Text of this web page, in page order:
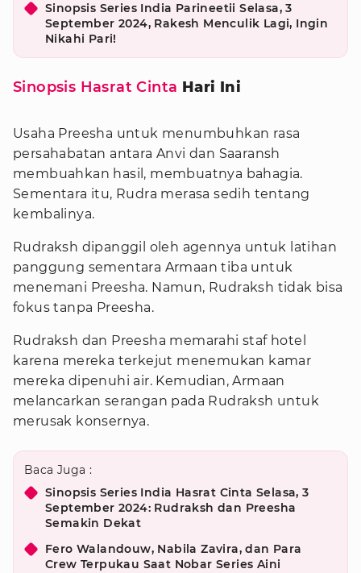
Sinopsis Series India Parineetii Selasa, 3
September 2024, Rakesh Menculik Lagi, Ingin
Nikahi Pari!
Sinopsis Hasrat Cinta Hari Ini
Usaha Preesha untuk menumbuhkan rasa
persahabatan antara Anvi dan Saaransh
membuahkan hasil, membuatnya bahagia.
Sementara itu, Rudra merasa sedih tentang
kembalinya.
Rudraksh dipanggil oleh agennya untuk latihan
panggung sementara Armaan tiba untuk
menemani Preesha. Namun, Rudraksh tidak bisa
fokus tanpa Preesha.
Rudraksh dan Preesha memarahi staf hotel
karena mereka terkejut menemukan kamar
mereka dipenuhi air. Kemudian, Armaan
melancarkan serangan pada Rudraksh untuk
merusak konsernya.
Baca Juga :
Sinopsis Series India Hasrat Cinta Selasa, 3
September 2024: Rudraksh dan Preesha
Semakin Dekat
Fero Walandouw, Nabila Zavira, dan Para
Crew Terpukau Saat Nobar Series Aini